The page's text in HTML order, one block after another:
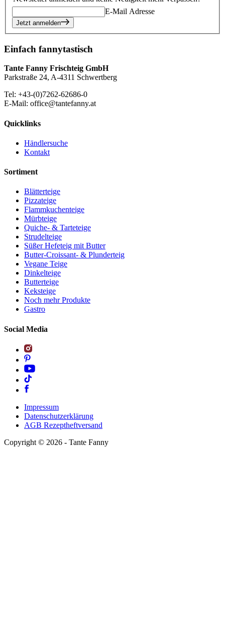
E-Mail Adresse
Jetzt anmelden
Einfach fannytastisch
Tante Fanny Frischteig GmbH
Parkstraße 24, A-4311 Schwertberg
Tel: +43-(0)7262-62686-0
E-Mail: office@tantefanny.at
Quicklinks
Händlersuche
Kontakt
Sortiment
Blätterteige
Pizzateige
Flammkuchenteige
Mürbteige
Quiche- & Tarteteige
Strudelteige
Süßer Hefeteig mit Butter
Butter-Croissant- & Plunderteig
Vegane Teige
Dinkelteige
Butterteige
Keksteige
Noch mehr Produkte
Gastro
Social Media
Impressum
Datenschutzerklärung
AGB Rezeptheftversand
Copyright © 2026 - Tante Fanny